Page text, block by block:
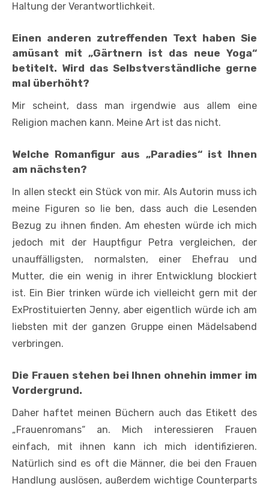
Haltung der Verantwortlichkeit.
Einen anderen zutreffenden Text haben Sie
amüsant mit „Gärtnern ist das neue Yoga“
betitelt. Wird das Selbstverständliche gerne
mal überhöht?
Mir scheint, dass man irgendwie aus al­lem eine
Religion machen kann. Meine Art ist das nicht.
Welche Romanfigur aus „Paradies“ ist Ihnen
am nächsten?
In allen steckt ein Stück von mir. Als Autorin muss ich
meine Figuren so lie­ ben, dass auch die Lesenden
Bezug zu ihnen finden. Am ehesten würde ich mich
jedoch mit der Hauptfigur Petra verglei­chen, der
unauffälligsten, normalsten, ei­ner Ehefrau und
Mutter, die ein wenig in ihrer Entwicklung blockiert
ist. Ein Bier trinken würde ich vielleicht gern mit der
Ex­Prostituierten Jenny, aber eigentlich würde ich am
liebsten mit der ganzen Gruppe einen Mädelsabend
verbringen.
Die Frauen stehen bei Ihnen ohnehin immer im
Vordergrund.
Daher haftet meinen Büchern auch das Etikett des
„Frauenromans“ an. Mich interessieren Frauen
einfach, mit ihnen kann ich mich identifizieren.
Natürlich sind es oft die Männer, die bei den Frauen
Handlung auslösen, außerdem wichtige Counterparts